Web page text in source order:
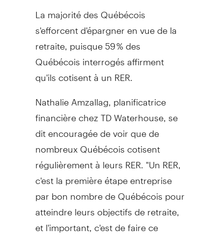
La majorité des Québécois
s'efforcent d'épargner en vue de la
retraite, puisque 59 % des
Québécois interrogés affirment
qu'ils cotisent à un RER.
Nathalie Amzallag, planificatrice
financière chez TD Waterhouse, se
dit encouragée de voir que de
nombreux Québécois cotisent
régulièrement à leurs RER. "Un RER,
c'est la première étape entreprise
par bon nombre de Québécois pour
atteindre leurs objectifs de retraite,
et l'important, c'est de faire ce